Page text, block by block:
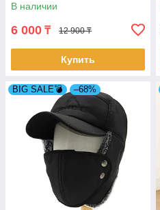
В наличии
6 000 ₸ 12 900 ₸
Купить
BIG SALE💣 –68%